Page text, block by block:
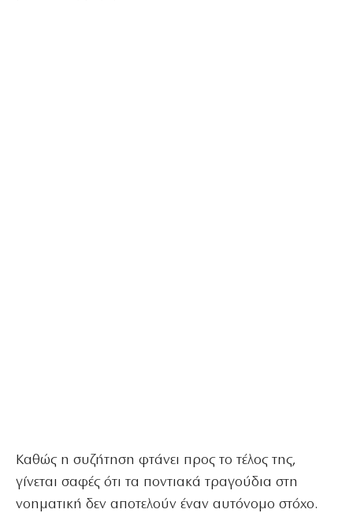
Καθώς η συζήτηση φτάνει προς το τέλος της,
γίνεται σαφές ότι τα ποντιακά τραγούδια στη
νοηματική δεν αποτελούν έναν αυτόνομο στόχο.